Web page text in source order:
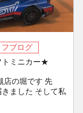
フブログ
ミニカー★
店の堀です 先
ました そして私